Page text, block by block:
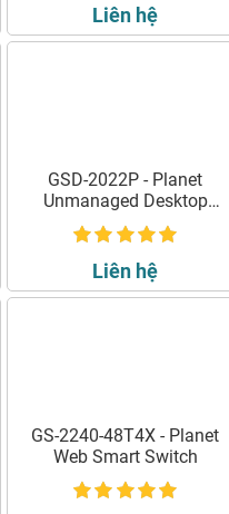
Liên hệ
GSD-2022P - Planet
Unmanaged Desktop
Switch
Liên hệ
GS-2240-48T4X - Planet
Web Smart Switch